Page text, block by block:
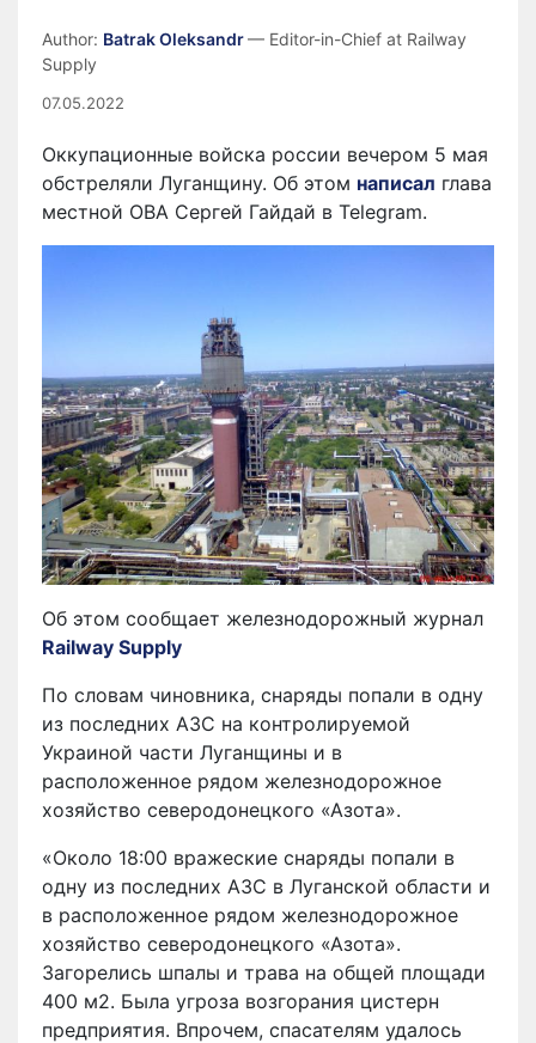
Author: Batrak Oleksandr— Editor-in-Chief at Railway
Supply
07.05.2022
Оккупационные войска россии вечером 5 мая
обстреляли Луганщину. Об этом написал глава
местной ОВА Сергей Гайдай в Telegram.
Об этом сообщает железнодорожный журнал
Railway Supply
По словам чиновника, снаряды попали в одну
из последних АЗС на контролируемой
Украиной части Луганщины и в
расположенное рядом железнодорожное
хозяйство северодонецкого «Азота».
«Около 18:00 вражеские снаряды попали в
одну из последних АЗС в Луганской области и
в расположенное рядом железнодорожное
хозяйство северодонецкого «Азота».
Загорелись шпалы и трава на общей площади
400 м2. Была угроза возгорания цистерн
предприятия. Впрочем, спасателям удалось